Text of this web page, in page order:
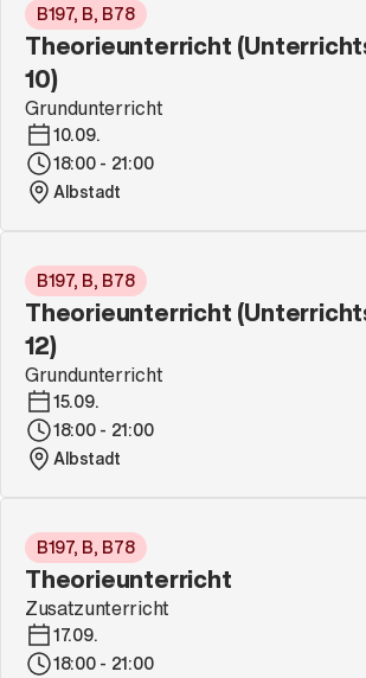
B197, B, B78
Theorieunterricht
10)
Grundunterricht
10.09.
18:00 - 21:00
Albstadt
B197, B, B78
Theorieunterricht
12)
Grundunterricht
15.09.
18:00 - 21:00
Albstadt
B197, B, B78
Theorieunterricht
Zusatzunterricht
17.09.
18:00 - 21:00